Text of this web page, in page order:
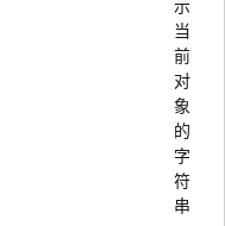
示
当
前
对
象
的
字
符
串